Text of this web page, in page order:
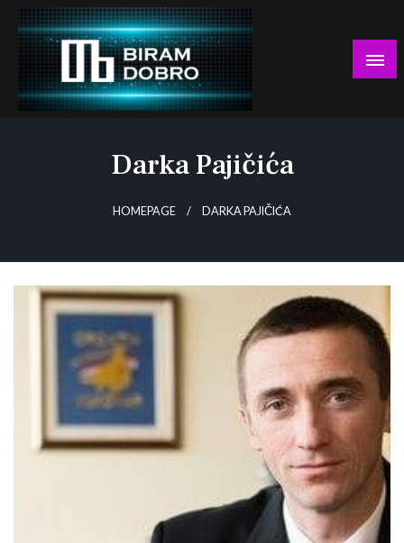
Skip
content
Darka Pajičića
HOMEPAGE DARKA PAJIČIĆA